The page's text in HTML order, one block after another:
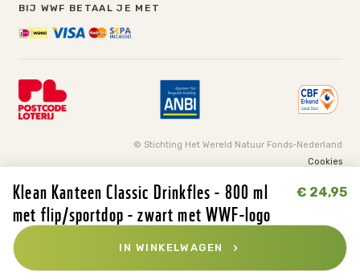
Klean Kanteen Classic Drinkfles - 800 ml
met flip/sportdop - zwart met WWF-logo
€ 24,95
IN WINKELWAGEN
BIJ WWF BETAAL JE MET
© Stichting Het Wereld Natuur Fonds-Nederland
Cookies
Be one with nature